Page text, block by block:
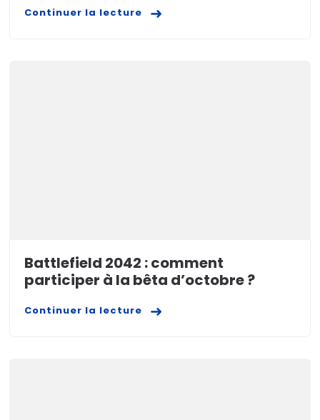
Continuer la lecture
Battlefield 2042 : comment
participer à la bêta d’octobre ?
Continuer la lecture